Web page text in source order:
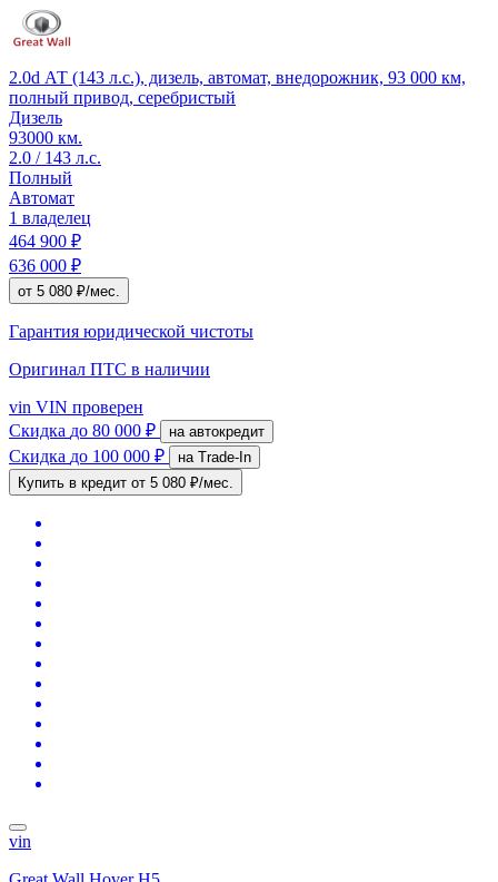
2.0d АТ (143 л.с.), дизель, автомат, внедорожник, 93 000 км,
полный привод, серебристый
Дизель
93000 км.
2.0 / 143 л.с.
Полный
Автомат
1 владелец
464 900 ₽
636 000 ₽
от 5 080 ₽/мес.
Гарантия юридической чистоты
Оригинал ПТС в наличии
vin VIN проверен
Скидка до 80 000 ₽ на автокредит
Скидка до 100 000 ₽
на Trade-In
Купить в кредит от 5 080 ₽/мес.
vin